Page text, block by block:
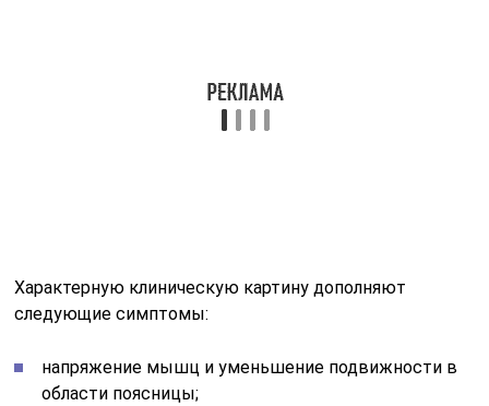
Характерную клиническую картину дополняют
следующие симптомы:
напряжение мышц и уменьшение подвижности в
области поясницы;